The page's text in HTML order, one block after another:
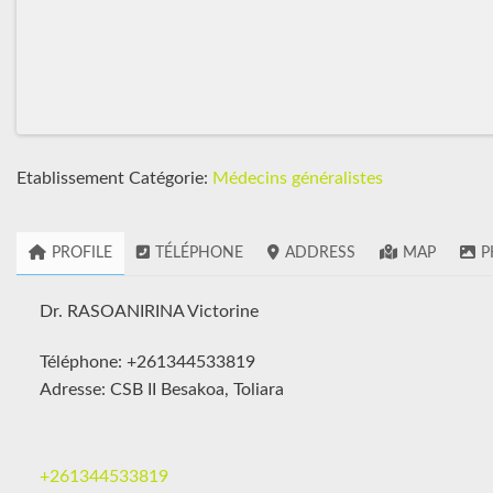
Etablissement Catégorie: Médecins généralistes
PROFILE TÉLÉPHONE ADDRESS MAP
Dr. RASOANIRINA Victorine
Téléphone: +261344533819
Adresse: CSB II Besakoa, Toliara
+261344533819